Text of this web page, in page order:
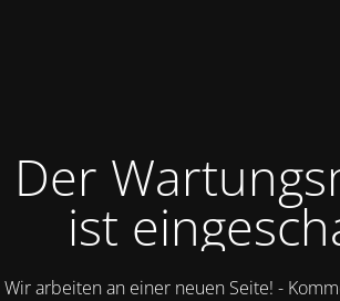
Der
ist
Wir arbeiten an einer neuen Seite! -